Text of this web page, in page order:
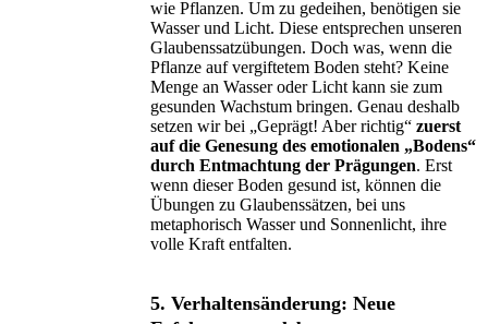
wie Pflanzen. Um zu gedeihen, benötigen sie
Wasser und Licht. Diese entsprechen unseren
Glaubenssatzübungen. Doch was, wenn die
Pflanze auf vergiftetem Boden steht? Keine
Menge an Wasser oder Licht kann sie zum
gesunden Wachstum bringen. Genau deshalb
setzen wir bei „Geprägt! Aber richtig“ zuerst
auf die Genesung des emotionalen „Bodens“
durch Entmachtung der Prägungen. Erst
wenn dieser Boden gesund ist, können die
Übungen zu Glaubenssätzen, bei uns
metaphorisch Wasser und Sonnenlicht, ihre
volle Kraft entfalten.
5. Verhaltensänderung: Neue